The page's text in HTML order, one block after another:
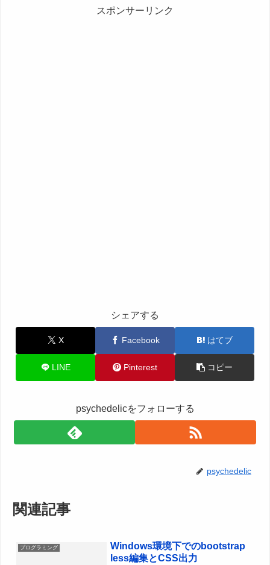
スポンサーリンク
シェアする
X Facebook はてブ
LINE Pinterest コピー
psychedelicをフォローする
psychedelic
関連記事
プログラミング
Windows環境下でのbootstrap
less編集とCSS出力